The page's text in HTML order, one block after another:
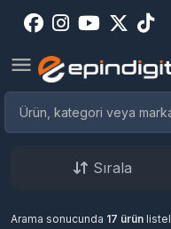
Sırala
Arama sonucunda 17 ürün